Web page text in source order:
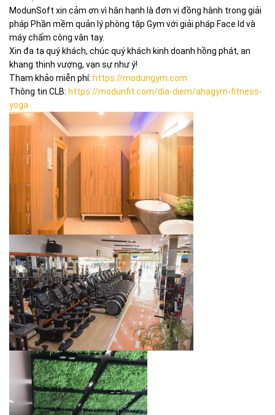
ModunSoft xin cảm ơn vì hân hạnh là đơn vị đồng hành trong giải
pháp Phần mềm quản lý phòng tập Gym với giải pháp Face Id và
máy chấm công vân tay.
Xin đa tạ quý khách, chúc quý khách kinh doanh hồng phát, an
khang thịnh vượng, vạn sự như ý!
Tham khảo miễn phí: https://modungym.com
Thông tin CLB: https://modunfit.com/dia-diem/ahagym-fitness-
yoga